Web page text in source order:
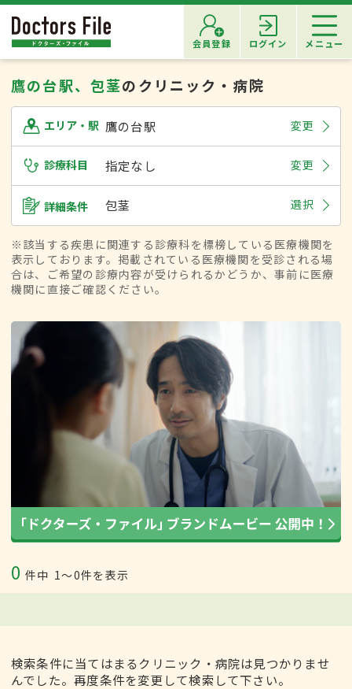
会員登録 ログイン メニュー
鷹の台駅、包茎のクリニック・病院
エリア・駅 鷹の台駅 変更
診療科目 指定なし 変更
詳細条件 包茎 選択
※該当する疾患に関連する診療科を標榜している医療機関を
表示しております。掲載されている医療機関を受診される場
合は、ご希望の診療内容が受けられるかどうか、事前に医療
機関に直接ご確認ください。
0 件中 1〜0件を表示
検索条件に当てはまるクリニック・病院は見つかりませ
んでした。再度条件を変更して検索して下さい。